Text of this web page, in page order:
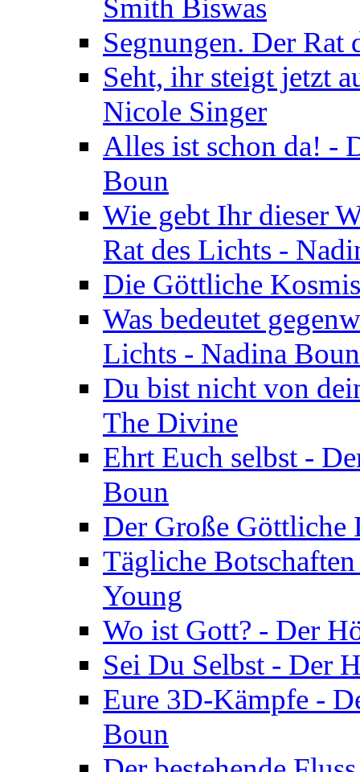
Smith Biswas
Segnungen. Der
Seht, ihr steigt jetzt
Nicole Singer
Alles ist schon da! -
Boun
Wie gebt Ihr dieser
Rat des Lichts -
Die Göttliche
Was bedeutet
Lichts - Nadina Boun
Du bist nicht von
The Divine
Ehrt Euch selbst -
Boun
Der Große
Tägliche
Young
Wo ist Gott? - Der
Sei Du Selbst - Der
Eure 3D-Kämpfe -
Boun